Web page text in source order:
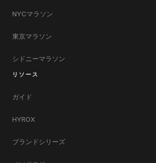
NYCマラソン
東京マラソン
シドニーマラソン
リソース
ガイド
HYROX
ブランドシリーズ